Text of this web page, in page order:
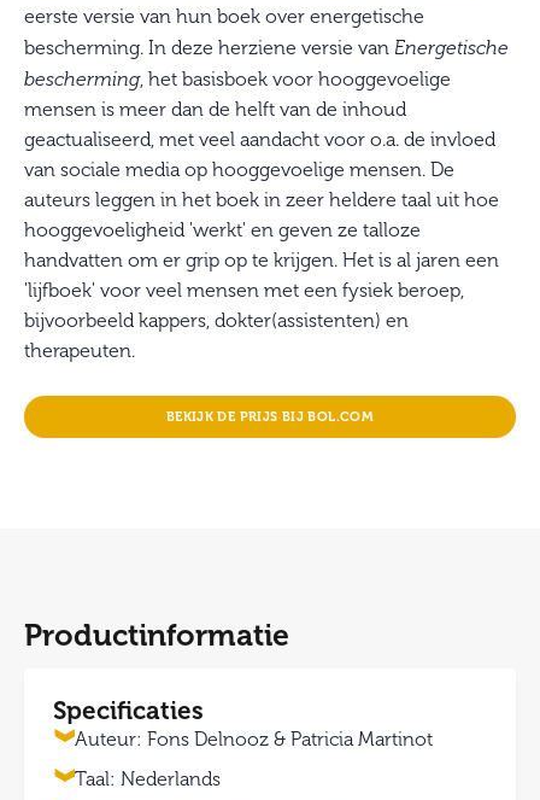
eerste versie van hun boek over energetische
bescherming. In deze herziene versie van Energetische
bescherming, het basisboek voor hooggevoelige
mensen is meer dan de helft van de inhoud
geactualiseerd, met veel aandacht voor o.a. de invloed
van sociale media op hooggevoelige mensen. De
auteurs leggen in het boek in zeer heldere taal uit hoe
hooggevoeligheid 'werkt' en geven ze talloze
handvatten om er grip op te krijgen. Het is al jaren een
'lijfboek' voor veel mensen met een fysiek beroep,
bijvoorbeeld kappers, dokter(assistenten) en
therapeuten.
BEKIJK DE PRIJS BIJ BOL.COM
Productinformatie
Specificaties
Auteur: Fons Delnooz & Patricia Martinot
Taal: Nederlands